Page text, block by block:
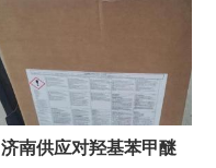
济南供应对羟基苯甲醚